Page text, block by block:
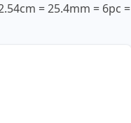
= 25.4mm = 6pc =